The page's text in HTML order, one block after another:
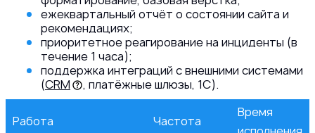
ежеквартальный отчёт о состоянии сайта и
рекомендациях;
приоритетное реагирование на инциденты (в
течение 1 часа);
поддержка интеграций с внешними системами
(CRM , платёжные шлюзы, 1С).
Работа Частота
Время